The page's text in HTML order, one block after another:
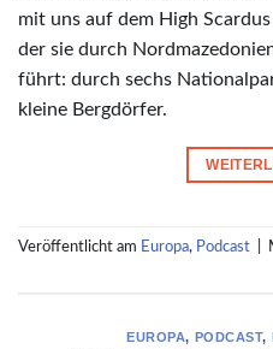
mit uns auf dem High
der sie durch
führt: durch sechs
kleine Bergdörfer.
Veröffentlicht am Europa, Podcast
EUROPA, PODCAST,